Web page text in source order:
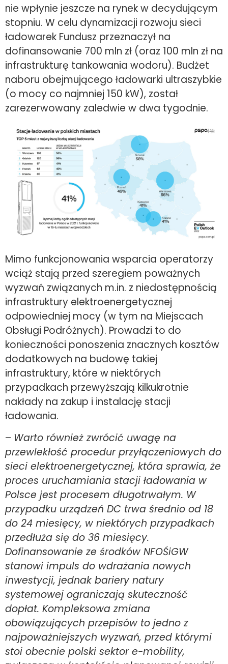
nie wpłynie jeszcze na rynek w decydującym
stopniu. W celu dynamizacji rozwoju sieci
ładowarek Fundusz przeznaczył na
dofinansowanie 700 mln zł (oraz 100 mln zł na
infrastrukturę tankowania wodoru). Budżet
naboru obejmującego ładowarki ultraszybkie
(o mocy co najmniej 150 kW), został
zarezerwowany zaledwie w dwa tygodnie.
Mimo funkcjonowania wsparcia operatorzy
wciąż stają przed szeregiem poważnych
wyzwań związanych m.in. z niedostępnością
infrastruktury elektroenergetycznej
odpowiedniej mocy (w tym na Miejscach
Obsługi Podróżnych). Prowadzi to do
konieczności ponoszenia znacznych kosztów
dodatkowych na budowę takiej
infrastruktury, które w niektórych
przypadkach przewyższają kilkukrotnie
nakłady na zakup i instalację stacji
ładowania.
– Warto również zwrócić uwagę na
przewlekłość procedur przyłączeniowych do
sieci elektroenergetycznej, która sprawia, że
proces uruchamiania stacji ładowania w
Polsce jest procesem długotrwałym. W
przypadku urządzeń DC trwa średnio od 18
do 24 miesięcy, w niektórych przypadkach
przedłuża się do 36 miesięcy.
Dofinansowanie ze środków NFOŚiGW
stanowi impuls do wdrażania nowych
inwestycji, jednak bariery natury
systemowej ograniczają skuteczność
dopłat. Kompleksowa zmiana
obowiązujących przepisów to jedno z
najpoważniejszych wyzwań, przed którymi
stoi obecnie polski sektor e-mobility,